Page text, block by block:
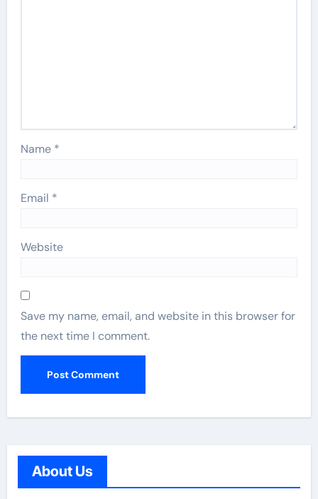
Name *
Email *
Website
Save my name, email, and website in this browser for
the next time I comment.
About Us